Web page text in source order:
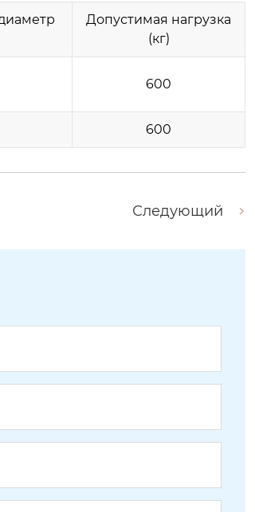
Допустимая нагрузка
(кг)
600
600
Следующий